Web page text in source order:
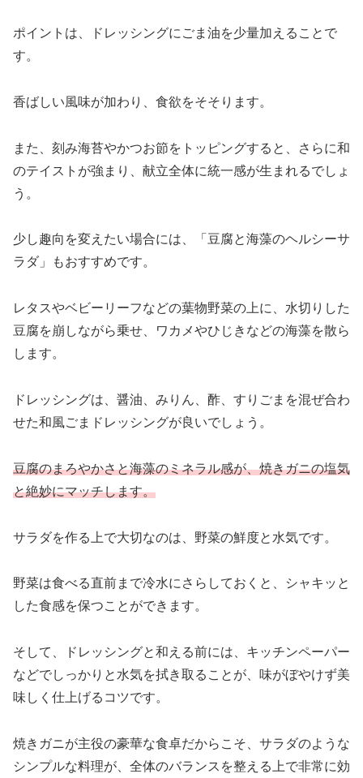
ポイントは、ドレッシングにごま油を少量加えることで
す。
香ばしい風味が加わり、食欲をそそります。
また、刻み海苔やかつお節をトッピングすると、さらに和
のテイストが強まり、献立全体に統一感が生まれるでしょ
う。
少し趣向を変えたい場合には、「豆腐と海藻のヘルシーサ
ラダ」もおすすめです。
レタスやベビーリーフなどの葉物野菜の上に、水切りした
豆腐を崩しながら乗せ、ワカメやひじきなどの海藻を散ら
します。
ドレッシングは、醤油、みりん、酢、すりごまを混ぜ合わ
せた和風ごまドレッシングが良いでしょう。
豆腐のまろやかさと海藻のミネラル感が、焼きガニの塩気
と絶妙にマッチします。
サラダを作る上で大切なのは、野菜の鮮度と水気です。
野菜は食べる直前まで冷水にさらしておくと、シャキッと
した食感を保つことができます。
そして、ドレッシングと和える前には、キッチンペーパー
などでしっかりと水気を拭き取ることが、味がぼやけず美
味しく仕上げるコツです。
焼きガニが主役の豪華な食卓だからこそ、サラダのような
シンプルな料理が、全体のバランスを整える上で非常に効